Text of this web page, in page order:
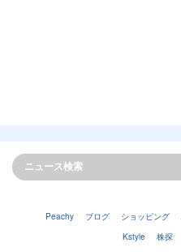
Peachy ブログ ショッピング
Kstyle
株探